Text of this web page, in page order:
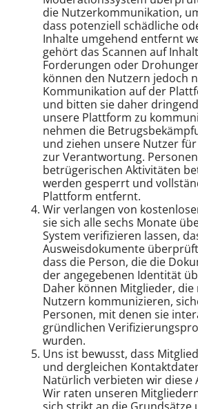
die Nutzerkommunikation,
dass potenziell schädliche
Inhalte umgehend entfernt
gehört das Scannen auf
Forderungen oder
können den Nutzern jedoch
Kommunikation auf der
und bitten sie daher
unsere Plattform zu
nehmen die
und ziehen unsere Nutzer
zur Verantwortung.
betrügerischen Aktivitäten
werden gesperrt und
Plattform entfernt.
Wir verlangen von
sie sich alle sechs Monate
System verifizieren lassen,
Ausweisdokumente
dass die Person, die die
der angegebenen Identität
Daher können Mitglieder,
Nutzern kommunizieren,
Personen, mit denen sie
gründlichen
wurden.
Uns ist bewusst, dass
und dergleichen
Natürlich verbieten wir diese
Wir raten unseren